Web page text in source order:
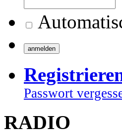
Passwort
RADIO